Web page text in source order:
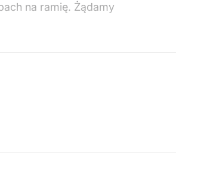
na ramię. Żądamy